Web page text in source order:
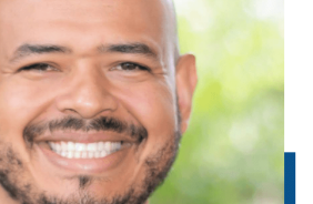
estrutura curricular, com disciplinas
durante os primeiros 12 e 24
as quais devem estar em
de estudos definido conjuntamente
aos profissionais de nível superior da
e Saúde. As inscrições para a
anualmente, no segundo